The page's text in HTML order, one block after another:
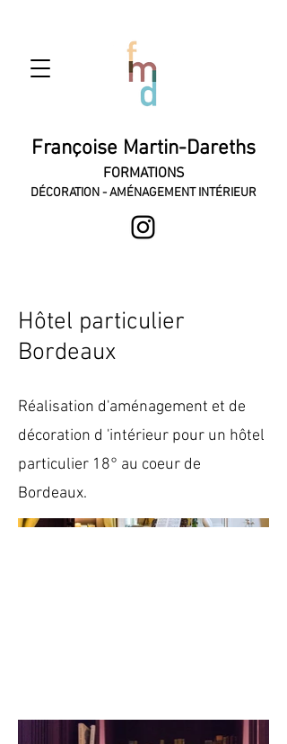
Françoise Martin-Dareths
FORMATIONS
DÉCORATION - AMÉNAGEMENT INTÉRIEUR
Hôtel particulier
Bordeaux
Réalisation d'aménagement et de
décoration d 'intérieur pour un hôtel
particulier 18° au coeur de
Bordeaux.